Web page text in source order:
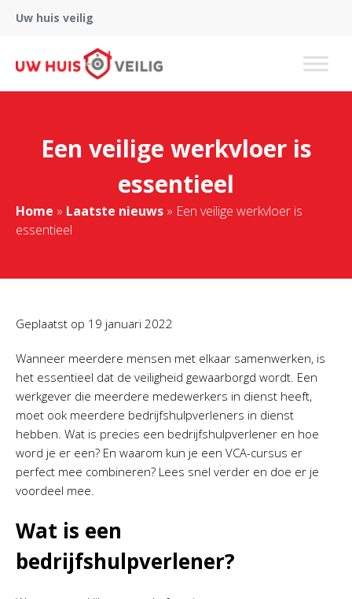
Uw huis veilig
Een veilige werkvloer is
essentieel
Home » Laatste nieuws » Een veilige werkvloer is
essentieel
Geplaatst op 19 januari 2022
Wanneer meerdere mensen met elkaar samenwerken, is
het essentieel dat de veiligheid gewaarborgd wordt. Een
werkgever die meerdere medewerkers in dienst heeft,
moet ook meerdere bedrijfshulpverleners in dienst
hebben. Wat is precies een bedrijfshulpverlener en hoe
word je er een? En waarom kun je een VCA-cursus er
perfect mee combineren? Lees snel verder en doe er je
voordeel mee.
Wat is een
bedrijfshulpverlener?